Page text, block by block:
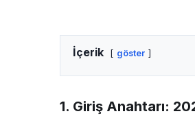
İçerik göster
1. Giriş Anahtarı: